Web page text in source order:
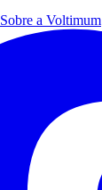
Sobre a Voltimum